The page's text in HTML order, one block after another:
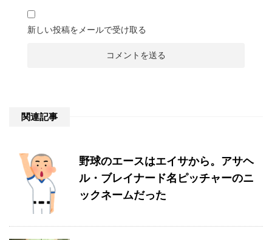
新しい投稿をメールで受け取る
関連記事
野球のエースはエイサから。アサヘ
ル・ブレイナード名ピッチャーのニ
ックネームだった